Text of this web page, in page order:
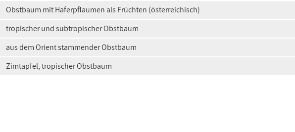
Obstbaum mit Haferpflaumen als Früchten (österreichisch)
tropischer und subtropischer Obstbaum
aus dem Orient stammender Obstbaum
Zimtapfel, tropischer Obstbaum